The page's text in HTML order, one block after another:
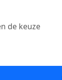
de keuze